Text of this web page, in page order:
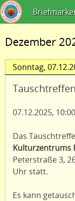
Dezember
Sonntag,
07.12.2025,
Das
Kulturzentrums
Peterstraße 3,
Uhr statt.
Es kann